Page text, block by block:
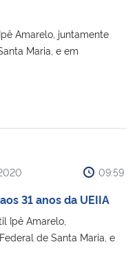
Amarelo, juntamente
Maria, e em
09:59
31 anos da UEIIA
Ipê Amarelo,
de Santa Maria, e